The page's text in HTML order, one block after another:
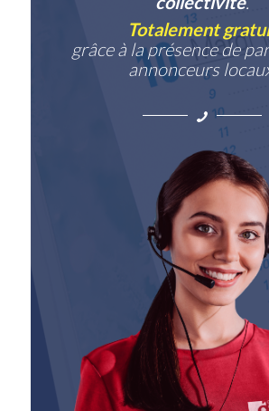
Totalement
grâce à la présence de
annonceurs